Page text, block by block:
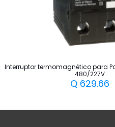
Interruptor termomagnético para
480/227V
Q 629.66